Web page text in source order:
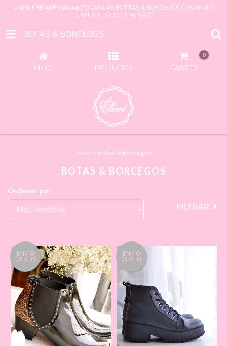
❄️SIEMPRE ABRIGADA❄️ TODAS LAS BOTITAS & BORCEGOS CON ENVÍO
GRATIS A TODO EL PAÍS🇦🇷
BOTAS & BORCEGOS
INICIO PRODUCTOS CARRITO
0
Inicio > Botas & Borcegos
BOTAS & BORCEGOS
Ordenar por
FILTRAR
ENVÍO
GRATIS
ENVÍO
GRATIS